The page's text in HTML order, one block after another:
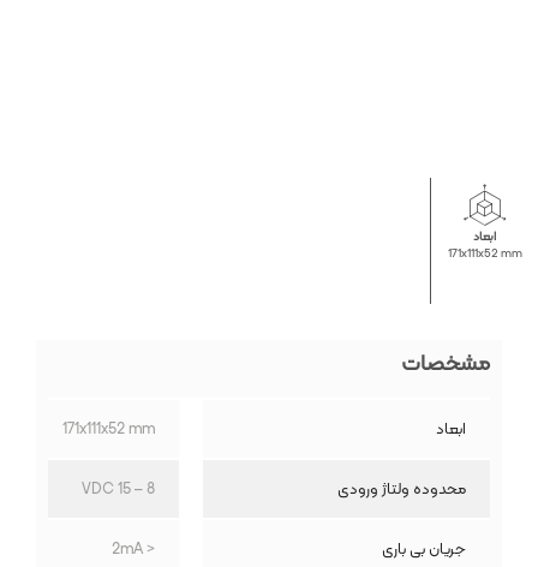
ابعاد
171x111x52 mm
مشخصات
ابعاد 171x111x52 mm
محدوده ولتاژ ورودی 8 – 15 VDC
جریان بی باری < 2mA